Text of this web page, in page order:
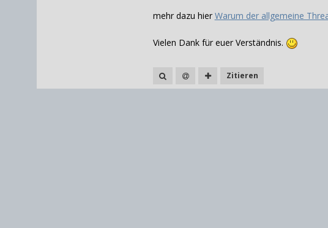
mehr dazu hier Warum der allgemeine
Vielen Dank für euer Verständnis.
Zitieren